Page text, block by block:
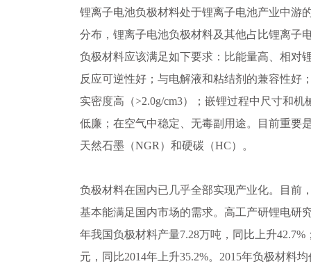
锂离子电池负极材料处于锂离子电池产业中游
分布，锂离子电池负极材料及其他占比锂离子
负极材料应该满足如下要求：比能量高、相对
反应可逆性好；与电解液和粘结剂的兼容性好
实密度高（>2.0g/cm3）；嵌锂过程中尺寸和
低廉；在空气中稳定、无毒副用途。目前重要
天然石墨（NGR）和硬碳（HC）。
负极材料在国内已几乎全部实现产业化。目前
基本能满足国内市场的需求。高工产研锂电研
年我国负极材料产量7.28万吨，同比上升
元，同比2014年上升35.2%。2015年负极材料